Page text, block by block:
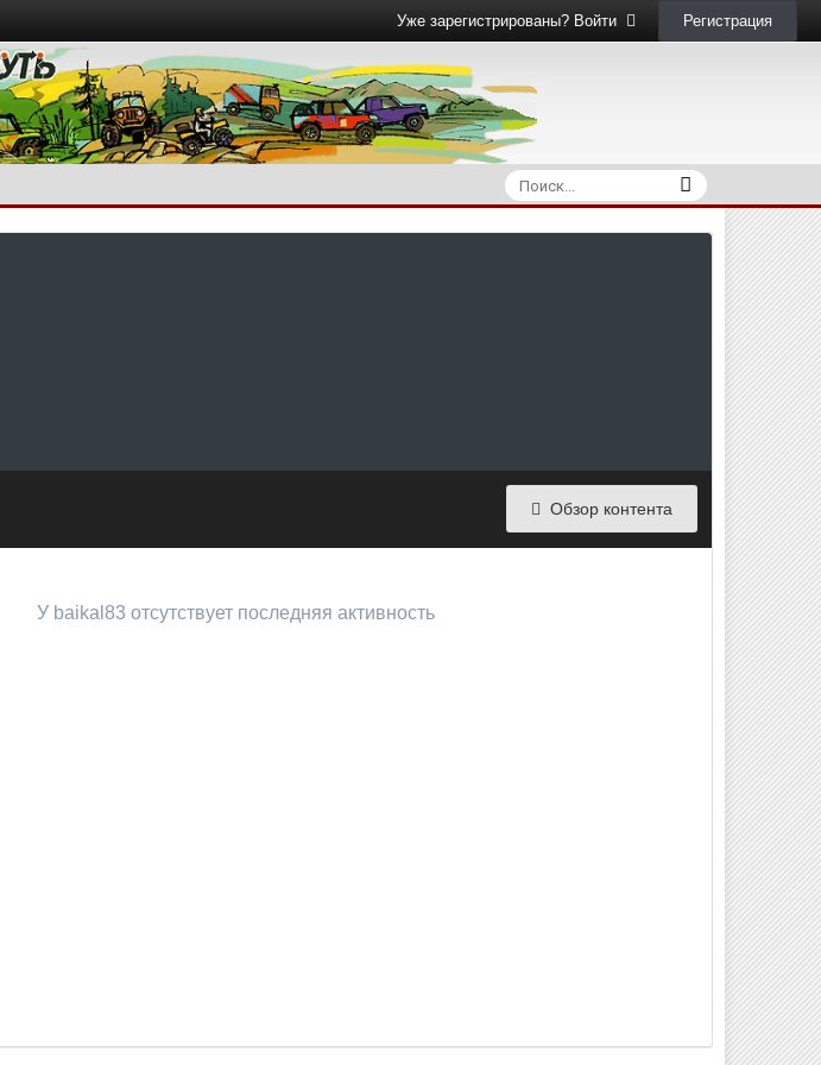
Уже зарегистрированы? Войти Регистрация
Обзор контента
У baikal83 отсутствует последняя активность